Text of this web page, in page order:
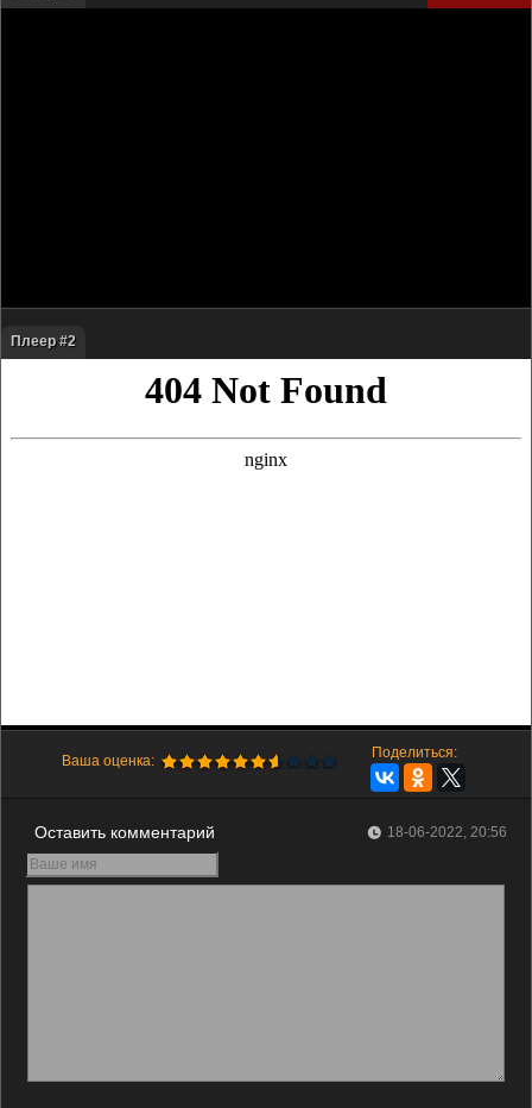
Плеер #2
Ваша оценка: Поделиться:
Оставить комментарий 18-06-2022, 20:56